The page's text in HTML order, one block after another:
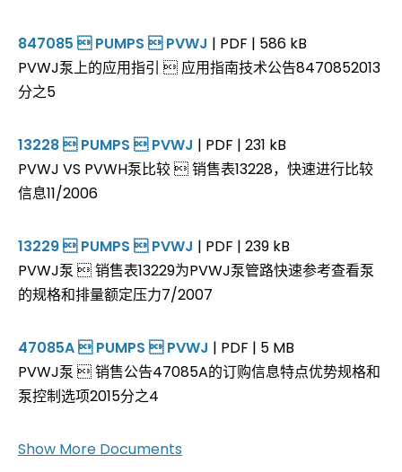
847085  PUMPS  PVWJ | PDF | 586 kB
PVWJ泵上的应用指引  应用指南技术公告8470852013
分之5
13228  PUMPS  PVWJ | PDF | 231 kB
PVWJ VS PVWH泵比较  销售表13228，快速进行比较
信息11/2006
13229  PUMPS  PVWJ | PDF | 239 kB
PVWJ泵  销售表13229为PVWJ泵管路快速参考查看泵
的规格和排量额定压力7/2007
47085A  PUMPS  PVWJ | PDF | 5 MB
PVWJ泵  销售公告47085A的订购信息特点优势规格和
泵控制选项2015分之4
Show More Documents